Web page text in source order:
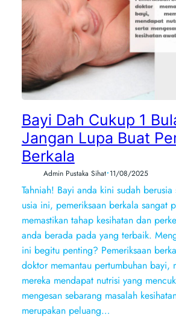
Bayi Dah Cukup 1
Jangan Lupa Buat
Berkala
Admin Pustaka Sihat•11/08/2025
Tahniah! Bayi anda kini sudah berusia
usia ini, pemeriksaan berkala sangat
memastikan tahap kesihatan dan
anda berada pada yang terbaik.
ini begitu penting? Pemeriksaan
doktor memantau pertumbuhan bayi,
mereka mendapat nutrisi yang
mengesan sebarang masalah
merupakan peluang…